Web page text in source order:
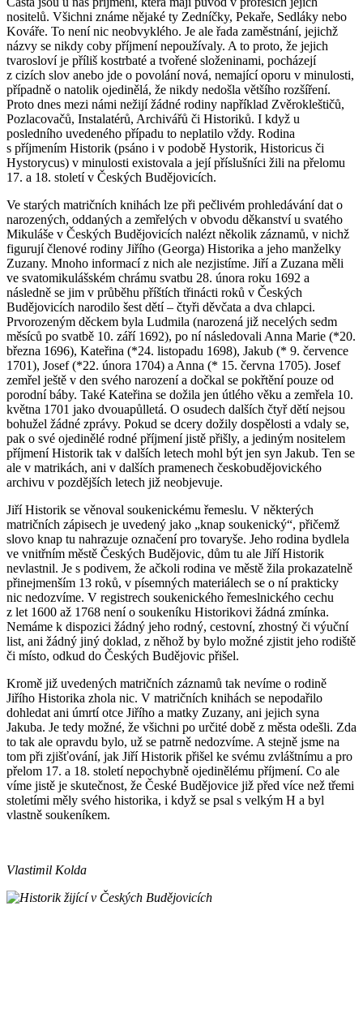
nositelů. Všichni známe nějaké ty Zedníčky, Pekaře, Sedláky nebo
Kováře. To není nic neobvyklého. Je ale řada zaměstnání, jejichž
názvy se nikdy coby příjmení nepoužívaly. A to proto, že jejich
tvarosloví je příliš kostrbaté a tvořené složeninami, pocházejí
z cizích slov anebo jde o povolání nová, nemající oporu v minulosti,
případně o natolik ojedinělá, že nikdy nedošla většího rozšíření.
Proto dnes mezi námi nežijí žádné rodiny například Zvěrokleštičů,
Pozlacovačů, Instalatérů, Archivářů či Historiků. I když u
posledního uvedeného případu to neplatilo vždy. Rodina
s příjmením Historik (psáno i v podobě Hystorik, Historicus či
Hystorycus) v minulosti existovala a její příslušníci žili na přelomu
17. a 18. století v Českých Budějovicích.
Ve starých matričních knihách lze při pečlivém prohledávání dat o
narozených, oddaných a zemřelých v obvodu děkanství u svatého
Mikuláše v Českých Budějovicích nalézt několik záznamů, v nichž
figurují členové rodiny Jiřího (Georga) Historika a jeho manželky
Zuzany. Mnoho informací z nich ale nezjistíme. Jiří a Zuzana měli
ve svatomikulášském chrámu svatbu 28. února roku 1692 a
následně se jim v průběhu příštích třinácti roků v Českých
Budějovicích narodilo šest dětí – čtyři děvčata a dva chlapci.
Prvorozeným děckem byla Ludmila (narozená již necelých sedm
měsíců po svatbě 10. září 1692), po ní následovali Anna Marie (*20.
března 1696), Kateřina (*24. listopadu 1698), Jakub (* 9. července
1701), Josef (*22. února 1704) a Anna (* 15. června 1705). Josef
zemřel ještě v den svého narození a dočkal se pokřtění pouze od
porodní báby. Také Kateřina se dožila jen útlého věku a zemřela 10.
května 1701 jako dvouapůlletá. O osudech dalších čtyř dětí nejsou
bohužel žádné zprávy. Pokud se dcery dožily dospělosti a vdaly se,
pak o své ojedinělé rodné příjmení jistě přišly, a jediným nositelem
příjmení Historik tak v dalších letech mohl být jen syn Jakub. Ten se
ale v matrikách, ani v dalších pramenech českobudějovického
archivu v pozdějších letech již neobjevuje.
Jiří Historik se věnoval soukenickému řemeslu. V některých
matričních zápisech je uvedený jako „knap soukenický“, přičemž
slovo knap tu nahrazuje označení pro tovaryše. Jeho rodina bydlela
ve vnitřním městě Českých Budějovic, dům tu ale Jiří Historik
nevlastnil. Je s podivem, že ačkoli rodina ve městě žila prokazatelně
přinejmenším 13 roků, v písemných materiálech se o ní prakticky
nic nedozvíme. V registrech soukenického řemeslnického cechu
z let 1600 až 1768 není o soukeníku Historikovi žádná zmínka.
Nemáme k dispozici žádný jeho rodný, cestovní, zhostný či výuční
list, ani žádný jiný doklad, z něhož by bylo možné zjistit jeho rodiště
či místo, odkud do Českých Budějovic přišel.
Kromě již uvedených matričních záznamů tak nevíme o rodině
Jiřího Historika zhola nic. V matričních knihách se nepodařilo
dohledat ani úmrtí otce Jiřího a matky Zuzany, ani jejich syna
Jakuba. Je tedy možné, že všichni po určité době z města odešli. Zda
to tak ale opravdu bylo, už se patrně nedozvíme. A stejně jsme na
tom při zjišťování, jak Jiří Historik přišel ke svému zvláštnímu a pro
přelom 17. a 18. století nepochybně ojedinělému příjmení. Co ale
víme jistě je skutečnost, že České Budějovice již před více než třemi
stoletími měly svého historika, i když se psal s velkým H a byl
vlastně soukeníkem.
Vlastimil Kolda